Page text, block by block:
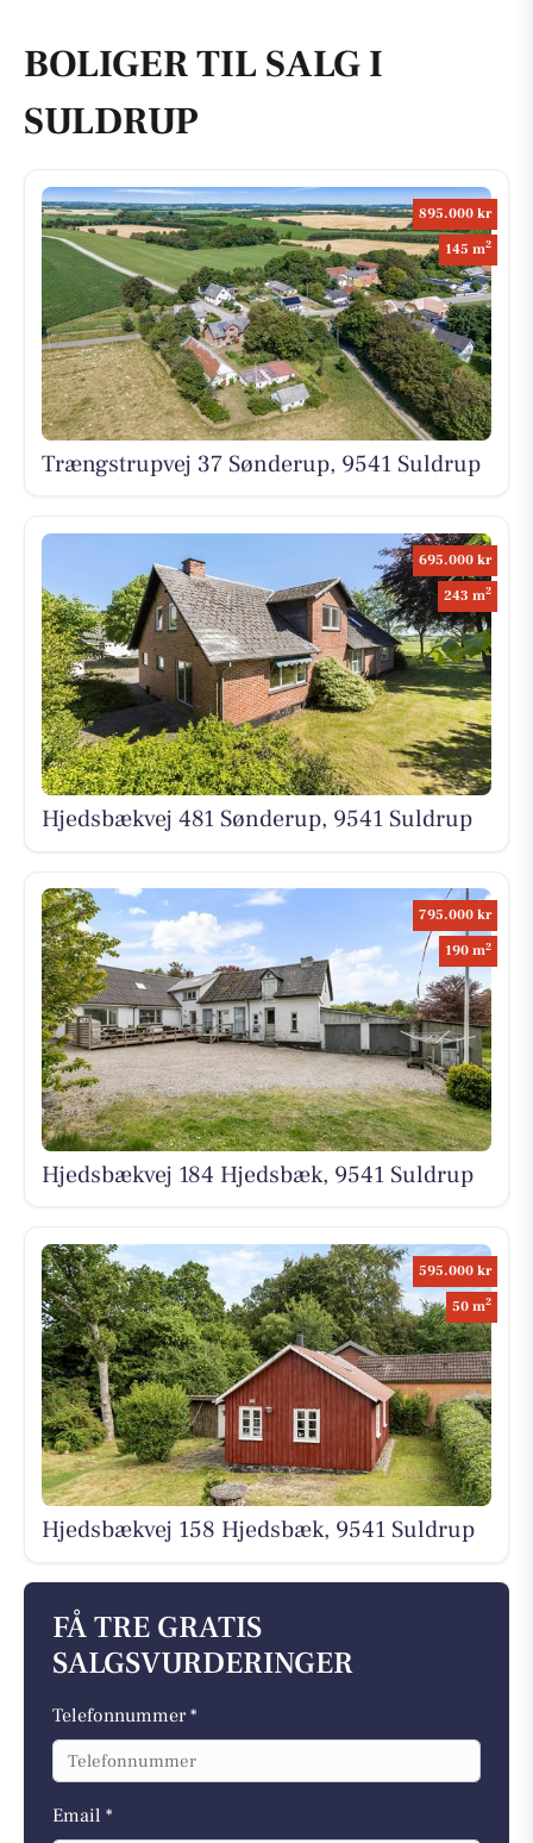
BOLIGER TIL SALG I
SULDRUP
895.000 kr
145 m2
Trængstrupvej 37 Sønderup, 9541 Suldrup
695.000 kr
243 m2
Hjedsbækvej 481 Sønderup, 9541 Suldrup
795.000 kr
190 m2
Hjedsbækvej 184 Hjedsbæk, 9541 Suldrup
595.000 kr
50 m2
Hjedsbækvej 158 Hjedsbæk, 9541 Suldrup
FÅ TRE GRATIS
SALGSVURDERINGER
Telefonnummer *
Email *